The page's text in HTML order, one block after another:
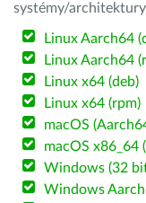
systémy/
Linux Aarch64
Linux Aarch64
Linux x64 (deb)
Linux x64 (rpm)
macOS
macOS x86_64
Windows (32
Windows